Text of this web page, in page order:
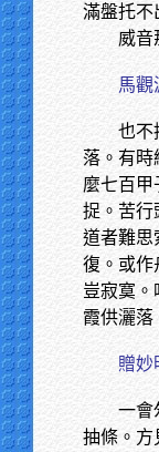
滿盤托不
威音
馬觀
也不
落。有時
麼七百甲
捉。苦行
道者難思
復。或作
豈寂寞。
霞供灑落
贈妙
一會
抽條。方